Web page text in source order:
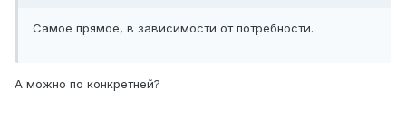
Самое прямое, в зависимости от потребности.
А можно по конкретней?